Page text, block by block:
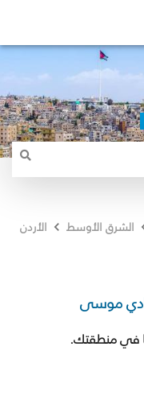
الشرق الأوسط
الأردن
موسى
في منطقتك.